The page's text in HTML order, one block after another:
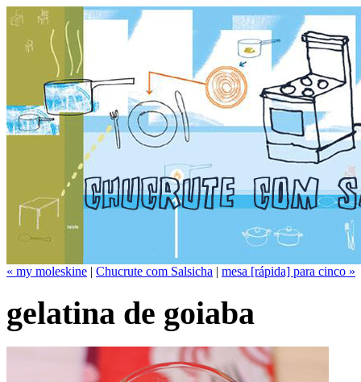
« my moleskine | Chucrute com Salsicha | mesa [rápida] para cinco »
gelatina de goiaba